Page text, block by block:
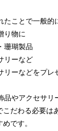
ことで一般的
り物に
珊瑚製品
リーなど
ーなどをプレ
やアクセサリ
だわる必要
です。